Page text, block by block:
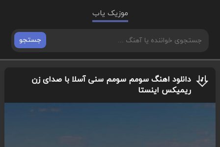
موزیک یاب
جستجو
دانلود اهنگ سومم سومم سنی آسلا با صدای زن
ریمیکس اینستا